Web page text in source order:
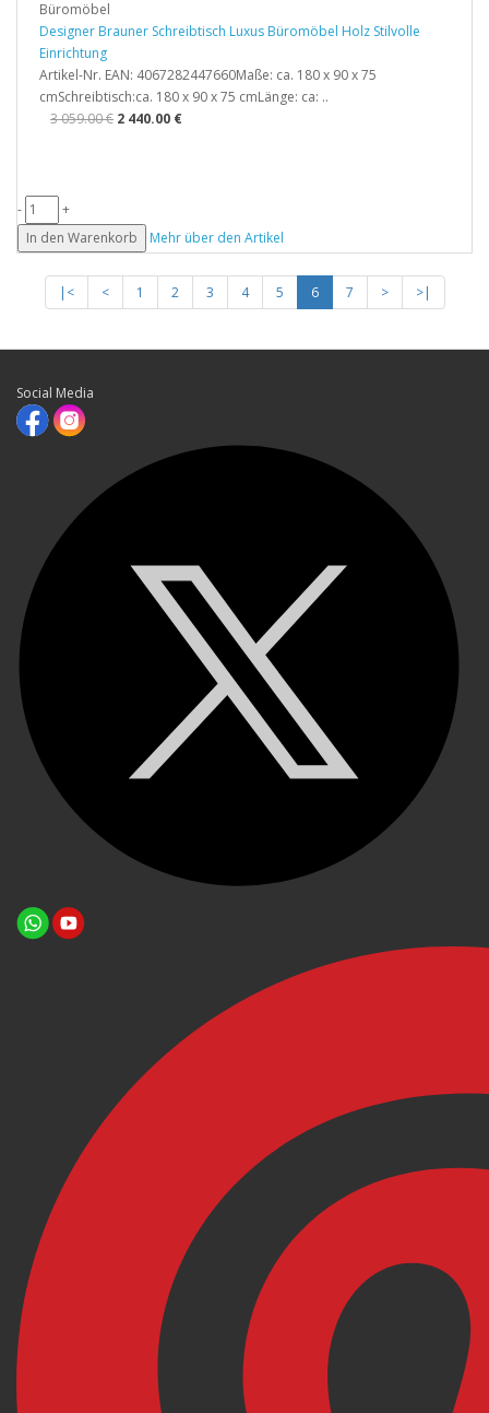
Büromöbel
Designer Brauner Schreibtisch Luxus Büromöbel Holz Stilvolle
Einrichtung
Artikel-Nr. EAN: 4067282447660Maße: ca. 180 x 90 x 75
cmSchreibtisch:ca. 180 x 90 x 75 cmLänge: ca: ..
3 059.00 € 2 440.00 €
-
+
In den Warenkorb
Mehr über den Artikel
|< < 1 2 3 4 5 6 7 > >|
Social Media